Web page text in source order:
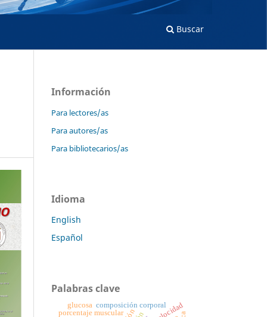
Buscar
Información
Para lectores/as
Para autores/as
Para bibliotecarios/as
Idioma
English
Español
Palabras clave
composición corporal
porcentaje muscular velocidad
glucosa